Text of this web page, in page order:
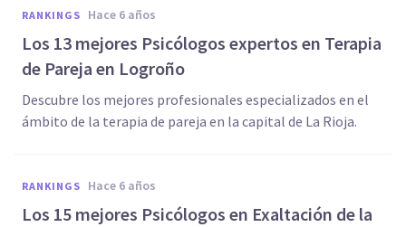
RANKINGS hace 6 años
Los 13 mejores Psicólogos expertos en Terapia
de Pareja en Logroño
Descubre los mejores profesionales especializados en el
ámbito de la terapia de pareja en la capital de La Rioja.
RANKINGS hace 6 años
Los 15 mejores Psicólogos en Exaltación de la